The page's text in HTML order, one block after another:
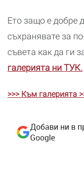
Ето защо е добре
съхранявате за
съвета как да ги
галерията ни ТУК.
>>> Към галерията
Добави ни в
Google